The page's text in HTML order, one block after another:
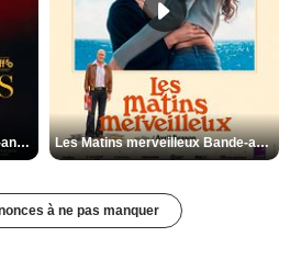
Les Silences de Riyad Bande-annonce VO STFR Les Matins merveilleux Bande-annonce VF
à ne pas manquer